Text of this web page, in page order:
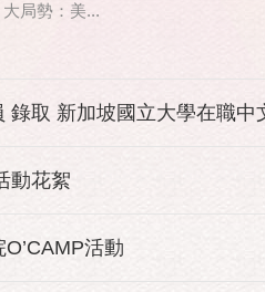
局勢：美...
取 新加坡國立大學在職中
動花絮
活動